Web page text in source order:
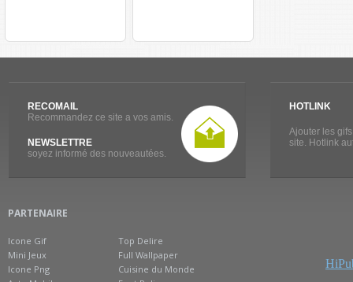
RECOMAIL
Recommandez ce site a vos amis.
NEWSLETTRE
soyez informé des nouveautées.
HOTLINK
Ajouter les
site. Hotlink
PARTENAIRE
Icone Gif
Mini Jeux
Icone Png
Top Delire
Full Wallpaper
Cuisine du Monde